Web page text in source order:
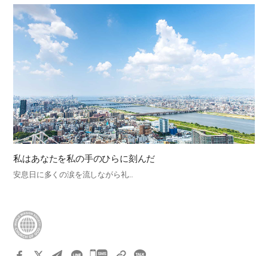
私はあなたを私の手のひらに刻んだ
安息日に多くの涙を流しながら礼…